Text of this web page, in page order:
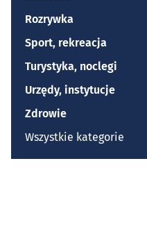
Rozrywka
Sport, rekreacja
Turystyka, noclegi
Urzędy, instytucje
Zdrowie
Wszystkie kategorie